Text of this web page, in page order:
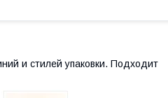
и стилей упаковки. Подходит